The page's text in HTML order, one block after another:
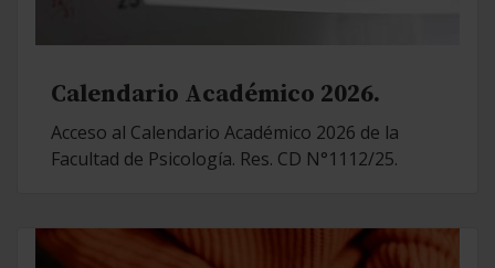
Calendario Académico 2026.
Acceso al Calendario Académico 2026 de la
Facultad de Psicología. Res. CD N°1112/25.